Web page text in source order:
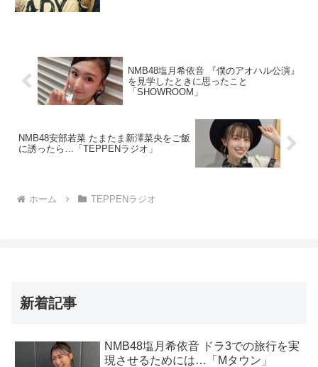
NMB48塩月希依音 『僕のアオハル公演』
を見学したときに思ったこと
「SHOWROOM」
NMB48安部若菜 たまたま新澤菜央をご飯
に誘ったら…「TEPPENラジオ」
ホーム TEPPENラジオ
新着記事
NMB48塩月希依音 ドラ3での旅行を実
現させるためには…「Mタウン」